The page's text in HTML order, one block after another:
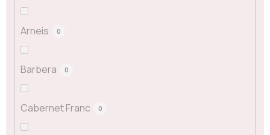
Arneis 0
Barbera 0
Cabernet Franc 0